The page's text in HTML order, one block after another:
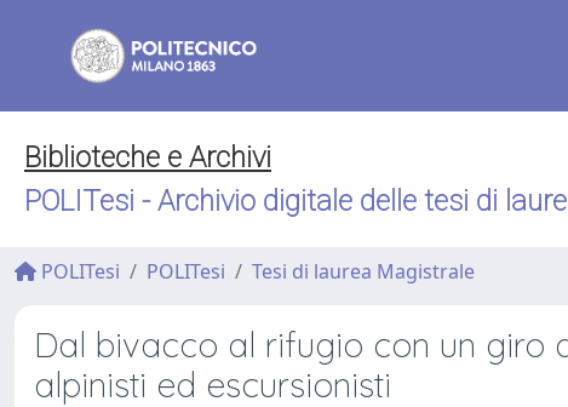
Biblioteche e Archivi
POLITesi - Archivio digitale delle tesi di
POLITesi POLITesi Tesi di laurea Magistrale
Dal bivacco al rifugio con un giro
alpinisti ed escursionisti